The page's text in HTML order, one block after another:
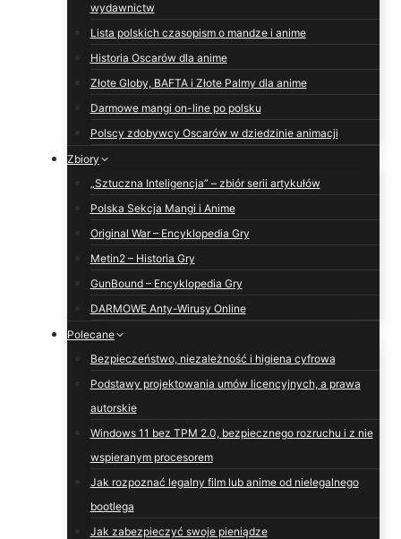
wydawnictw
Lista polskich czasopism o mandze i anime
Historia Oscarów dla anime
Złote Globy, BAFTA i Złote Palmy dla anime
Darmowe mangi on-line po polsku
Polscy zdobywcy Oscarów w dziedzinie animacji
Zbiory
„Sztuczna Inteligencja” – zbiór serii artykułów
Polska Sekcja Mangi i Anime
Original War – Encyklopedia Gry
Metin2 – Historia Gry
GunBound – Encyklopedia Gry
DARMOWE Anty-Wirusy Online
Polecane
Bezpieczeństwo, niezależność i higiena cyfrowa
Podstawy projektowania umów licencyjnych, a prawa
autorskie
Windows 11 bez TPM 2.0, bezpiecznego rozruchu i z nie
wspieranym procesorem
Jak rozpoznać legalny film lub anime od nielegalnego
bootlega
Jak zabezpieczyć swoje pieniądze